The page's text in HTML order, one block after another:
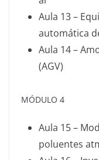
Aula 13 –
automática
Aula 14 –
(AGV)
MÓDULO 4
Aula 15 –
poluentes